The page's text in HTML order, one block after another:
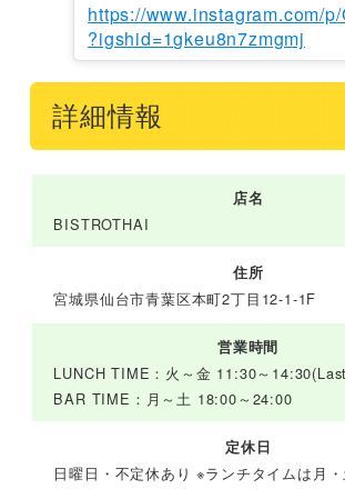
https://www.instagram.com/
?igshid=1gkeu8n7zmgmj
詳細情報
店名
BISTROTHAI
住所
宮城県仙台市青葉区本町2丁目12-1-1F
営業時間
LUNCH TIME：火～金 11:30～
BAR TIME：月～土 18:00～24:00
定休日
日曜日・不定休あり ※ランチタイムは月